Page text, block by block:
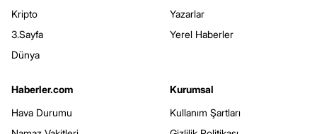
Kripto
3.Sayfa
Dünya
Yazarlar
Yerel Haberler
Haberler.com
Hava Durumu
Kurumsal
Kullanım Şartları